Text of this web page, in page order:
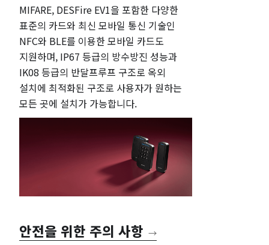
MIFARE, DESFire EV1을 포함한 다양한
표준의 카드와 최신 모바일 통신 기술인
NFC와 BLE를 이용한 모바일 카드도
지원하며, IP67 등급의 방수방진 성능과
IK08 등급의 반달프루프 구조로 옥외
설치에 최적화된 구조로 사용자가 원하는
모든 곳에 설치가 가능합니다.
안전을 위한 주의 사항 →